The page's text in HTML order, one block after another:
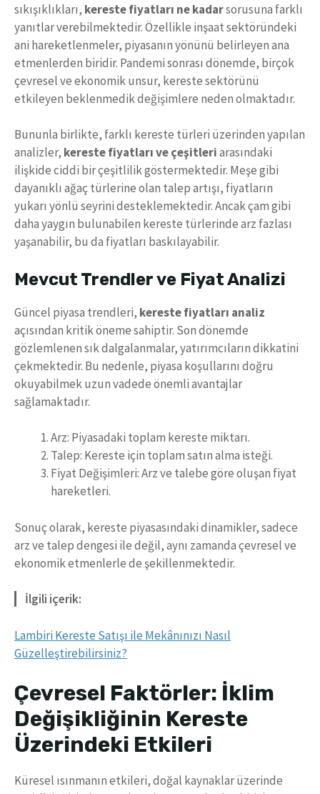
sıkışıklıkları, kereste fiyatları ne kadarsorusuna farklı
yanıtlar verebilmektedir. Özellikle inşaat sektöründeki
ani hareketlenmeler, piyasanın yönünü belirleyen ana
etmenlerden biridir. Pandemi sonrası dönemde, birçok
çevresel ve ekonomik unsur, kereste sektörünü
etkileyen beklenmedik değişimlere neden olmaktadır.
Bununla birlikte, farklı kereste türleri üzerinden yapılan
analizler, kereste fiyatları ve çeşitleriarasındaki
ilişkide ciddi bir çeşitlilik göstermektedir. Meşe gibi
dayanıklı ağaç türlerine olan talep artışı, fiyatların
yukarı yönlü seyrini desteklemektedir. Ancak çam gibi
daha yaygın bulunabilen kereste türlerinde arz fazlası
yaşanabilir, bu da fiyatları baskılayabilir.
Mevcut Trendler ve Fiyat Analizi
Güncel piyasa trendleri, kereste fiyatları analiz
açısından kritik öneme sahiptir. Son dönemde
gözlemlenen sık dalgalanmalar, yatırımcıların dikkatini
çekmektedir. Bu nedenle, piyasa koşullarını doğru
okuyabilmek uzun vadede önemli avantajlar
sağlamaktadır.
Arz: Piyasadaki toplam kereste miktarı.
Talep: Kereste için toplam satın alma isteği.
Fiyat Değişimleri: Arz ve talebe göre oluşan fiyat
hareketleri.
Sonuç olarak, kereste piyasasındaki dinamikler, sadece
arz ve talep dengesi ile değil, aynı zamanda çevresel ve
ekonomik etmenlerle de şekillenmektedir.
İlgili içerik:
Lambiri Kereste Satışı ile Mekânınızı Nasıl
Güzelleştirebilirsiniz?
Çevresel Faktörler: İklim
Değişikliğinin Kereste
Üzerindeki Etkileri
Küresel ısınmanın etkileri, doğal kaynaklar üzerinde